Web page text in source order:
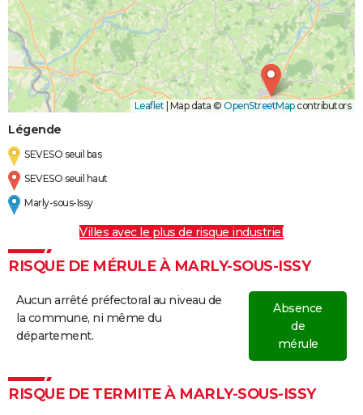
Leaflet Map data © OpenStreetMapcontributors
Légende
SEVESO seuil bas
SEVESO seuil haut
Marly-sous-Issy
Villes avec le plus de risque industriel
RISQUE DE MÉRULE À MARLY-SOUS-ISSY
Aucun arrêté préfectoral au niveau de
la commune, ni même du
département.
Absence
de
mérule
RISQUE DE TERMITE À MARLY-SOUS-ISSY